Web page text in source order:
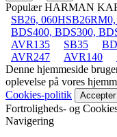
Populær HARMAN
SB26,
BDS400, BDS300,
AVR135
SB35
AVR247
AVR140
Denne hjemmeside
oplevelse på vores
Cookies-politik
Accepter
Fortroligheds- og
Navigering